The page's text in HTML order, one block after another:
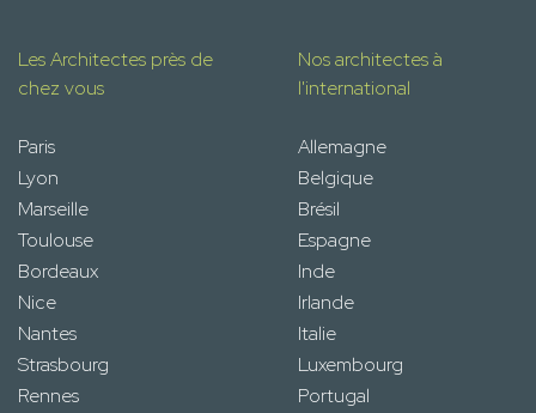
Les Architectes près de
chez vous
Paris
Lyon
Marseille
Toulouse
Bordeaux
Nice
Nantes
Strasbourg
Rennes
Nos architectes à
l'international
Allemagne
Belgique
Brésil
Espagne
Inde
Irlande
Italie
Luxembourg
Portugal